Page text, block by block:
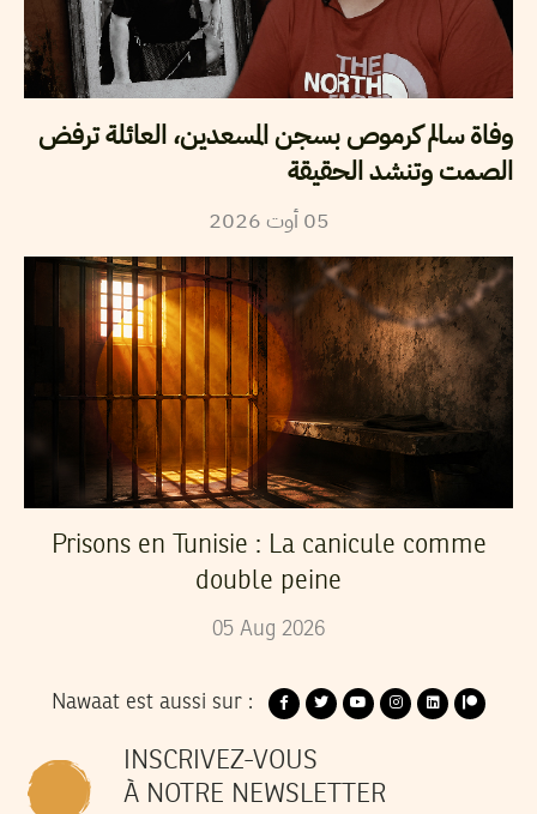
وفاة سالم كرموص بسجن المسعدين، العائلة ترفض
الصمت وتنشد الحقيقة
05 أوت2026
Prisons en Tunisie : La canicule comme
double peine
05 Aug 2026
Nawaat est aussi sur :
INSCRIVEZ-VOUS
À NOTRE NEWSLETTER